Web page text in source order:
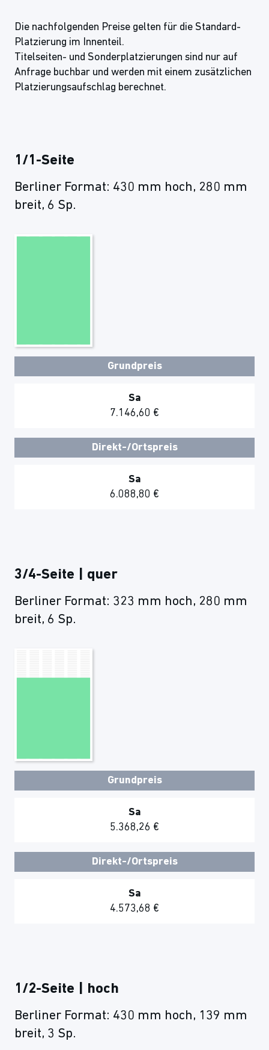
Die nachfolgenden Preise gelten für die Standard-
Platzierung im Innenteil.
Titelseiten- und Sonderplatzierungen sind nur auf
Anfrage buchbar und werden mit einem zusätzlichen
Platzierungsaufschlag berechnet.
1/1-Seite
Berliner Format: 430 mm hoch, 280 mm
breit, 6 Sp.
Grundpreis
Sa
7.146,60 €
Direkt-/Ortspreis
Sa
6.088,80 €
3/4-Seite | quer
Berliner Format: 323 mm hoch, 280 mm
breit, 6 Sp.
Grundpreis
Sa
5.368,26 €
Direkt-/Ortspreis
Sa
4.573,68 €
1/2-Seite | hoch
Berliner Format: 430 mm hoch, 139 mm
breit, 3 Sp.